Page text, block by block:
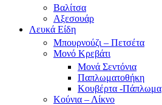
Βαλίτσα
Αξεσουάρ
Λευκά Είδη
Μπουρνούζι – Πετσέτα
Μονό Κρεβάτι
Μονά Σεντόνια
Παπλωματοθήκη
Κουβέρτα -Πάπλωμα
Κούνια – Λίκνο